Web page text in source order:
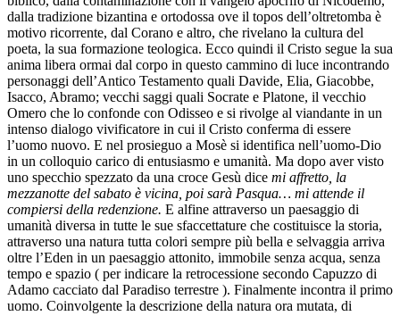
dalla tradizione bizantina e ortodossa ove il topos dell’oltretomba è
motivo ricorrente, dal Corano e altro, che rivelano la cultura del
poeta, la sua formazione teologica. Ecco quindi il Cristo segue la sua
anima libera ormai dal corpo in questo cammino di luce incontrando
personaggi dell’Antico Testamento quali Davide, Elia, Giacobbe,
Isacco, Abramo; vecchi saggi quali Socrate e Platone, il vecchio
Omero che lo confonde con Odisseo e si rivolge al viandante in un
intenso dialogo vivificatore in cui il Cristo conferma di essere
l’uomo nuovo. E nel prosieguo a Mosè si identifica nell’uomo-Dio
in un colloquio carico di entusiasmo e umanità. Ma dopo aver visto
uno specchio spezzato da una croce Gesù dice mi affretto, la
mezzanotte del sabato è vicina, poi sarà Pasqua… mi attende il
compiersi della redenzione. E alfine attraverso un paesaggio di
umanità diversa in tutte le sue sfaccettature che costituisce la storia,
attraverso una natura tutta colori sempre più bella e selvaggia arriva
oltre l’Eden in un paesaggio attonito, immobile senza acqua, senza
tempo e spazio ( per indicare la retrocessione secondo Capuzzo di
Adamo cacciato dal Paradiso terrestre ). Finalmente incontra il primo
uomo. Coinvolgente la descrizione della natura ora mutata, di